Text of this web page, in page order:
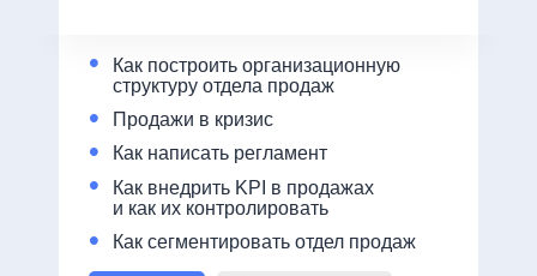
Продажи в кризис
•
Как написать регламент
•
Как внедрить KPI в продажах
и как их контролировать
•
Как сегментировать отдел продаж
•
Как построить организационную
структуру отдела продаж
•